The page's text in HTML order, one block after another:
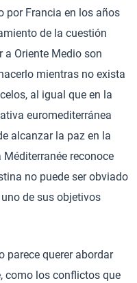
por Francia en los años
de la cuestión
Oriente Medio son
mientras no exista
al igual que en la
euromediterránea
alcanzar la paz en la
reconoce
no puede ser obviado
de sus objetivos
parece querer abordar
como los conflictos que